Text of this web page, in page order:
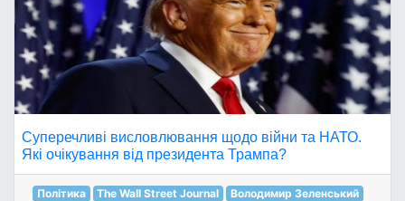
Суперечливі висловлювання щодо війни та НАТО.
Які очікування від президента Трампа?
Політика The Wall Street Journal Володимир Зеленський